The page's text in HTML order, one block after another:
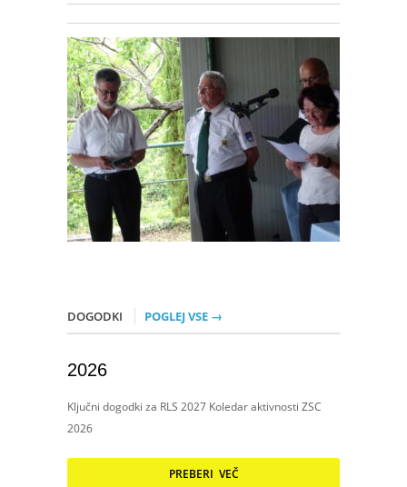
DOGODKI POGLEJ VSE →
2026
Ključni dogodki za RLS 2027 Koledar aktivnosti ZSC
2026
PREBERI VEČ